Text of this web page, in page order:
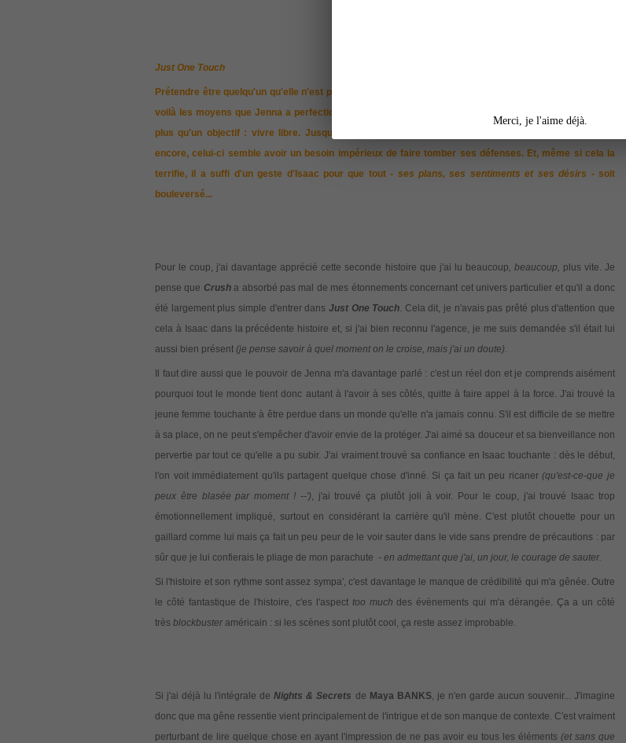
Just One Touch
Prétendre être quelqu'un qu'elle n'est pas
voilà les moyens que Jenna a perfectionnés pour échapper à ses démons. Alors, aujourd'hui, elle n'a
plus qu'un objectif : vivre libre. Jusqu'à sa rencontre avec Isaac. Pour une raison qui lui échappe
encore, celui-ci semble avoir un besoin impérieux de faire tomber ses défenses. Et, même si cela la
terrifie, il a suffi d'un geste d'Isaac pour que tout- ses plans, ses sentiments et ses désirs - soit
bouleversé...
Pour le coup, j'ai davantage apprécié cette seconde histoire que j'ai lu beaucoup, beaucoup, plus vite. Je
pense que Crusha absorbé pas mal de mes étonnements concernant cet univers particulier et qu'il a donc
été largement plus simple d'entrer dans Just One Touch. Cela dit, je n'avais pas prêté plus d'attention que
cela à Isaac dans la précédente histoire et, si j'ai bien reconnu l'agence, je me suis demandée s'il était lui
aussi bien présent (je pense savoir à quel moment on le croise, mais j'ai un doute).
Il faut dire aussi que le pouvoir de Jenna m'a davantage parlé : c'est un réel don et je comprends aisément
pourquoi tout le monde tient donc autant à l'avoir à ses côtés, quitte à faire appel à la force. J'ai trouvé la
jeune femme touchante à être perdue dans un monde qu'elle n'a jamais connu. S'il est difficile de se mettre
à sa place, on ne peut s'empêcher d'avoir envie de la protéger. J'ai aimé sa douceur et sa bienveillance non
pervertie par tout ce qu'elle a pu subir. J'ai vraiment trouvé sa confiance en Isaac touchante : dès le début,
l'on voit immédiatement qu'ils partagent quelque chose d'inné. Si ça fait un peu ricaner(qu'est-ce-que je
peux être blasée par moment ! --'), j'ai trouvé ça plutôt joli à voir.
Pour le coup, j'ai trouvé Isaac trop
émotionnellement impliqué, surtout en considérant la carrière qu'il mène. C'est plutôt chouette pour un
gaillard comme lui mais ça fait un peu peur de le voir sauter dans le vide sans prendre de précautions : par
sûr que je lui confierais le pliage de mon parachute - en admettant que j'ai, un jour, le courage de sauter.
Si l'histoire et son rythme sont assez sympa', c'est davantage le manque de crédibilité qui m'a gênée. Outre
le côté fantastique de l'histoire, c'es l'aspect too much des évènements qui m'a dérangée. Ça a un côté
très blockbuster américain : si les scènes sont plutôt cool, ça reste assez improbable.
Si j'ai déjà lu l'intégrale deNights & Secrets de Maya BANKS, je n'en garde aucun souvenir... J'imagine
donc que ma gêne ressentie vient principalement de l'intrigue et de son manque de contexte. C'est vraiment
perturbant de lire quelque chose en ayant l'impression de ne pas avoir eu tous les éléments (et sans que
Merci, je l'aime déjà.